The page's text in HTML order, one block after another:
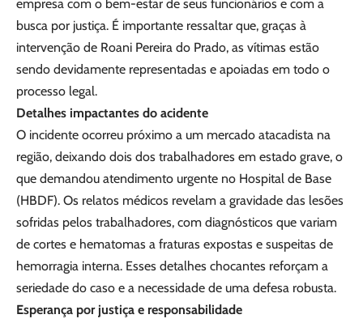
empresa com o bem-estar de seus funcionários e com a
busca por justiça. É importante ressaltar que, graças à
intervenção de Roani Pereira do Prado, as vítimas estão
sendo devidamente representadas e apoiadas em todo o
processo legal.
Detalhes impactantes do acidente
O incidente ocorreu próximo a um mercado atacadista na
região, deixando dois dos trabalhadores em estado grave, o
que demandou atendimento urgente no Hospital de Base
(HBDF). Os relatos médicos revelam a gravidade das lesões
sofridas pelos trabalhadores, com diagnósticos que variam
de cortes e hematomas a fraturas expostas e suspeitas de
hemorragia interna. Esses detalhes chocantes reforçam a
seriedade do caso e a necessidade de uma defesa robusta.
Esperança por justiça e responsabilidade